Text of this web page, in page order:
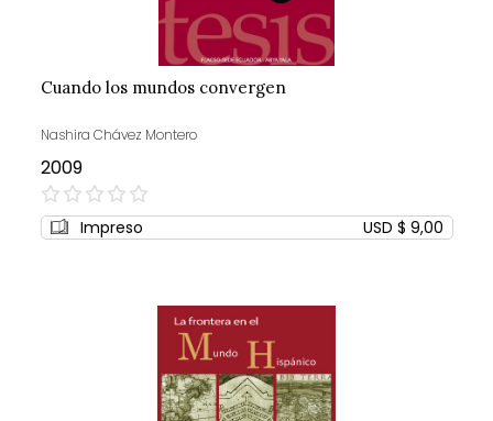
Cuando los mundos convergen
Nashira Chávez Montero
2009
0%
Impreso USD $ 9,00